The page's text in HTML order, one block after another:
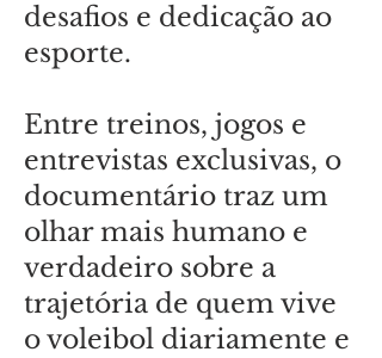
desafios e dedicação ao
esporte.
Entre treinos, jogos e
entrevistas exclusivas, o
documentário traz um
olhar mais humano e
verdadeiro sobre a
trajetória de quem vive
o voleibol diariamente e